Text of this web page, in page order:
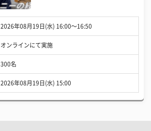
2026年08月19日(水) 16:00〜16:50
オンラインにて実施
300名
2026年08月19日(水) 15:00